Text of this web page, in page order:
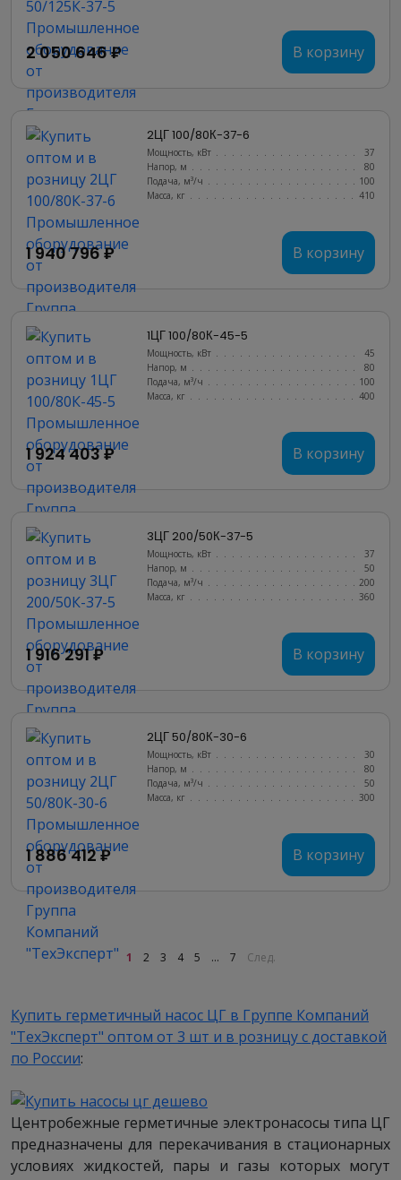
2 050 646 ₽ В корзину
2ЦГ 100/80К-37-6
Мощность, кВт
37
Напор, м
80
Подача, м³/ч
100
Масса, кг
410
1 940 796 ₽ В корзину
1ЦГ 100/80К-45-5
Мощность, кВт
45
Напор, м
80
Подача, м³/ч
100
Масса, кг
400
1 924 403 ₽ В корзину
3ЦГ 200/50К-37-5
Мощность, кВт
37
Напор, м
50
Подача, м³/ч
200
Масса, кг
360
1 916 291 ₽ В корзину
2ЦГ 50/80К-30-6
Мощность, кВт
30
Напор, м
80
Подача, м³/ч
50
Масса, кг
300
1 886 412 ₽ В корзину
1 2 3 4 5 ... 7 След.
Купить герметичный насос ЦГ в Группе Компаний
"ТехЭксперт" оптом от 3 шт и в розницу с доставкой
по России:
Центробежные герметичные электронасосы типа ЦГ
предназначены для перекачивания в стационарных
условиях жидкостей, пары и газы которых могут